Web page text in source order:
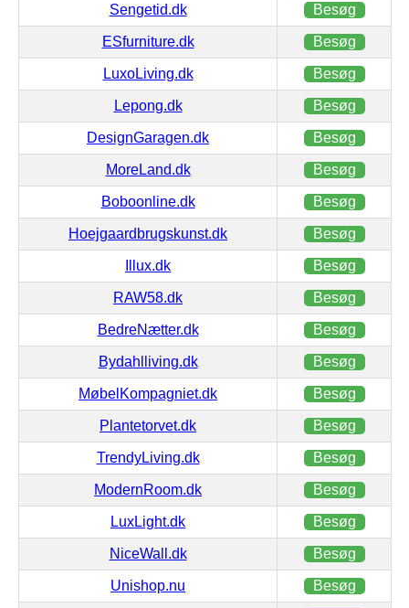
Sengetid.dk Besøg
ESfurniture.dk Besøg
LuxoLiving.dk Besøg
Lepong.dk Besøg
DesignGaragen.dk Besøg
MoreLand.dk Besøg
Boboonline.dk Besøg
Hoejgaardbrugskunst.dk Besøg
Illux.dk Besøg
RAW58.dk Besøg
BedreNætter.dk Besøg
Bydahlliving.dk Besøg
MøbelKompagniet.dk Besøg
Plantetorvet.dk Besøg
TrendyLiving.dk Besøg
ModernRoom.dk Besøg
LuxLight.dk Besøg
NiceWall.dk Besøg
Unishop.nu Besøg